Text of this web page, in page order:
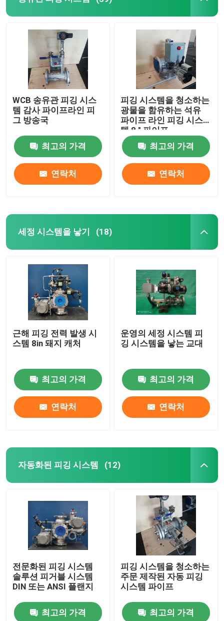
동시 측정 혼합
점도 개선 용해 시스템
WCB 송유관 피깅 시스
템 감사 파이프라인 피
그 방송국
최고의 가격
연락처
피깅 시스템을 청소하는
광물을 함유하는 석유
파이프 라인 피깅 시스
템 8 " 파이프
최고의 가격
연락처
세정 시스템을 낳기 (18)
근해 피깅 전력 발생 시
스템 8in 돼지 캐처
최고의 가격
연락처
운영의 세정 시스템 피
깅 시스템을 낳는 교대
최고의 가격
연락처
자동화된 피깅 시스템 (12)
전문화된 피깅 시스템
솔루션 피거블 시스템
DIN 또는 ANSI 플랜지
최고의 가격
피깅 시스템을 청소하는
주문 제작된 자동 피깅
시스템 파이프
최고의 가격